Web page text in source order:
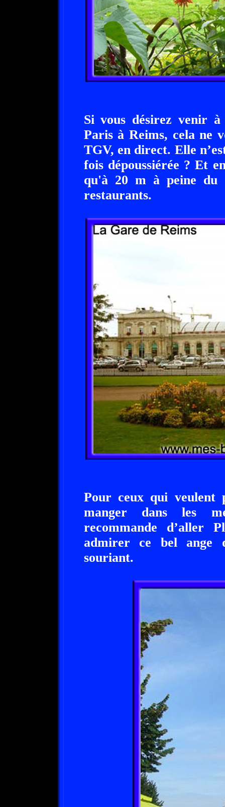
Si vous désirez venir
Paris à Reims, cela ne
TGV, en direct. Elle
fois dépoussiérée ? Et
qu'à 20 m à peine du
restaurants.
Pour ceux qui veulent
manger dans les
recommande d’aller
admirer ce bel ange
souriant.